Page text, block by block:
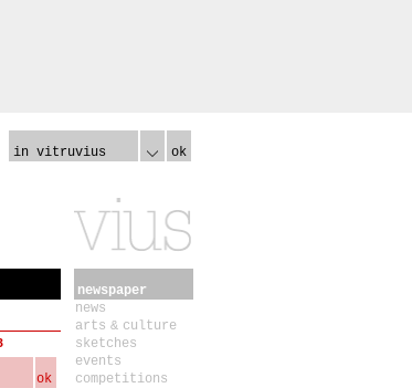
in vitruvius ok
ok
newspaper
news
arts & culture
sketches
events
competitions